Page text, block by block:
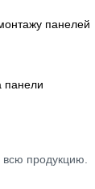
панелей
панели
продукцию.